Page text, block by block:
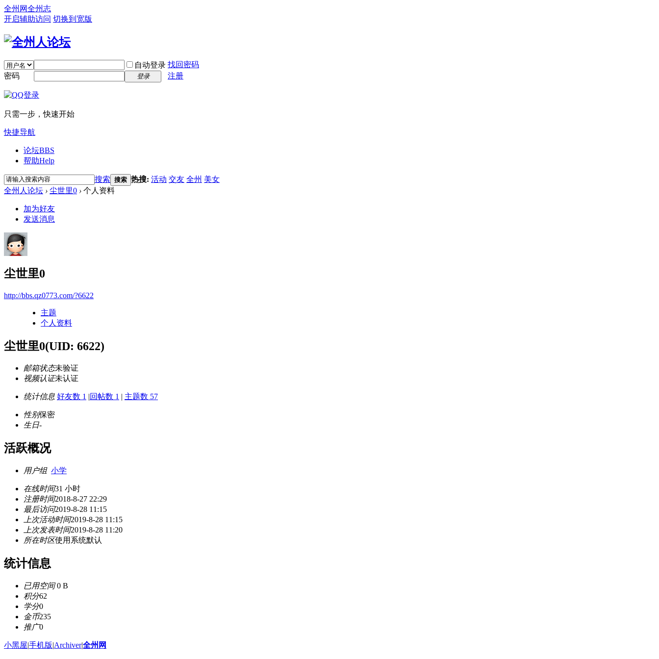
全州网全州志
开启辅助访问 切换到宽版
自动登录 找回密码
密码
登录 注册
只需一步，快速开始
快捷导航
论坛BBS
帮助Help
搜索 搜索 热搜: 活动 交友 全州 美女
全州人论坛 › 尘世里0 › 个人资料
加为好友
发送消息
尘世里0
http://bbs.qz0773.com/?6622
主题
个人资料
尘世里0(UID: 6622)
邮箱状态未验证
视频认证未认证
统计信息 好友数 1 |回帖数 1 | 主题数 57
性别保密
生日-
活跃概况
用户组 小学
在线时间31 小时
注册时间2018-8-27 22:29
最后访问2019-8-28 11:15
上次活动时间2019-8-28 11:15
上次发表时间2019-8-28 11:20
所在时区使用系统默认
统计信息
已用空间0 B
积分62
学分0
金币235
推广0
小黑屋|手机版|Archiver|全州网